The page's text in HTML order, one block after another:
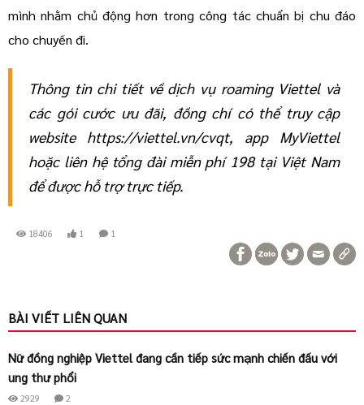
mình nhằm chủ động hơn trong công tác chuẩn bị chu đáo
cho chuyến đi.
Thông tin chi tiết về dịch vụ roaming Viettel và
các gói cước ưu đãi, đồng chí có thể truy cập
website https://viettel.vn/cvqt, app MyViettel
hoặc liên hệ tổng đài miễn phí 198 tại Việt Nam
để được hỗ trợ trực tiếp.
18406 1 1
BÀI VIẾT LIÊN QUAN
Nữ đồng nghiệp Viettel đang cần tiếp sức mạnh chiến đấu với
ung thư phổi
2929 2